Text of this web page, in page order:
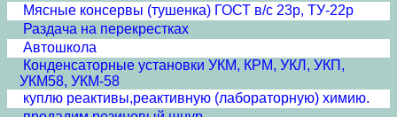
Мясные консервы (тушенка) ГОСТ в/с 23р, ТУ-22р
Раздача на перекрестках
Автошкола
Конденсаторные установки УКМ, КРМ, УКЛ, УКП,
УКМ58, УКМ-58
куплю реактивы,реактивную (лабораторную) химию.